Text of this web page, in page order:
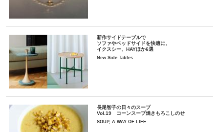
新作サイドテーブルで
ソファやベッドサイドを快適に。
イクスシー、HAYほか6選
New Side Tables
長尾智子の日々のスープ
Vol.19 コーンスープ焼きもろこしのせ
SOUP, A WAY OF LIFE